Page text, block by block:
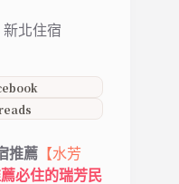
新北住宿
推薦 【水芳
必住的瑞芳民